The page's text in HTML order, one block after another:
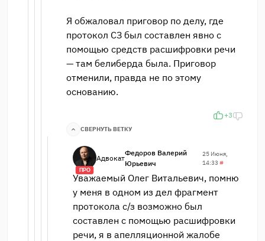
Я обжаловал приговор по делу, где
протокол СЗ был составлен явно с
помощью средств расшифровки речи
— там белиберда была. Приговор
отменили, правда не по этому
основанию.
+3
СВЕРНУТЬ ВЕТКУ
ПРО
Адвокат
Федоров Валерий
Юрьевич
25 Июня,
14:33 #
Уважаемый Олег Витальевич, помню
у меня в одном из дел фрагмент
протокола с/з возможно был
составлен с помощью расшифровки
речи, я в апелляционной жалобе